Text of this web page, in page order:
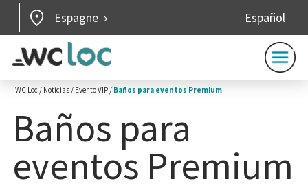
Espagne Español
WC Loc / Noticias / Evento VIP / Baños para eventos Premium
Baños para
eventos Premium